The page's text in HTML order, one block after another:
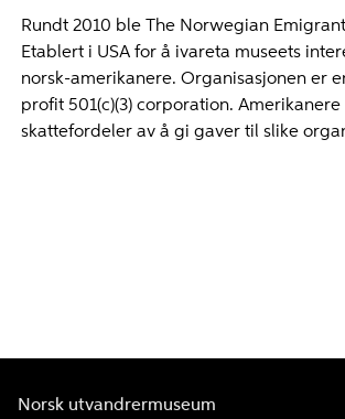
Rundt 2010 ble The Norwegian
Etablert i USA for å ivareta museets
norsk-amerikanere. Organisasjonen er
profit 501(c)(3) corporation. Amerikanere
skattefordeler av å gi gaver til slike
Norsk utvandrermuseum